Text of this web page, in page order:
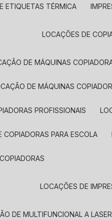
ETIQUETAS TÉRMICA
LOCAÇÕES DE
DE MÁQUINAS
DE MÁQUINAS
PROFISSIONAIS
COPIADORAS PARA ESCOLA
LOCAÇÕES DE
DE MULTIFUNCIONAL A